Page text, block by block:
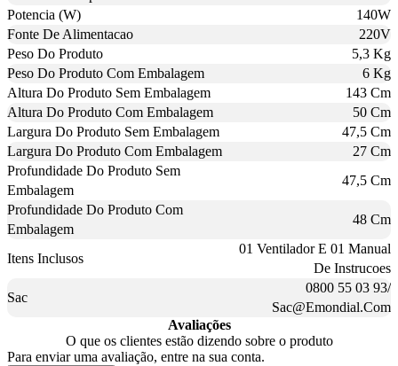
Potencia (W)
140W
Fonte De Alimentacao
220V
Peso Do Produto
5,3 Kg
Peso Do Produto Com Embalagem
6 Kg
Altura Do Produto Sem Embalagem
143 Cm
Altura Do Produto Com Embalagem
50 Cm
Largura Do Produto Sem Embalagem
47,5 Cm
Largura Do Produto Com Embalagem
27 Cm
Profundidade Do Produto Sem
Embalagem
47,5 Cm
Profundidade Do Produto Com
Embalagem
48 Cm
Itens Inclusos
01 Ventilador E 01 Manual
De Instrucoes
Sac
0800 55 03 93/
Sac@Emondial.Com
Avaliações
O que os clientes estão dizendo sobre o produto
Para enviar uma avaliação, entre na sua conta.